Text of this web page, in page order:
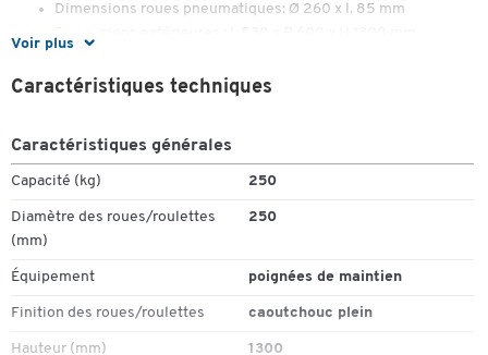
Voir plus
Dimensions roues pneumatiques: Ø 260 x l. 85 mm
Dimensions extérieures : l. 530 x P 600 x H 1300 mm
Caractéristiques techniques
Caractéristiques générales
Capacité (kg) 250
Diamètre des roues/roulettes
(mm)
250
Équipement poignées de maintien
Finition des roues/roulettes caoutchouc plein
Hauteur (mm) 1300
Toucher deux fois pour zoomer